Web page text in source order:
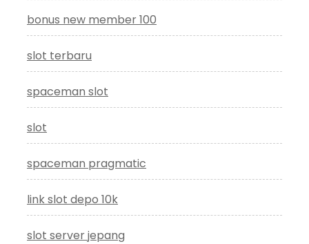
bonus new member 100
slot terbaru
spaceman slot
slot
spaceman pragmatic
link slot depo 10k
slot server jepang